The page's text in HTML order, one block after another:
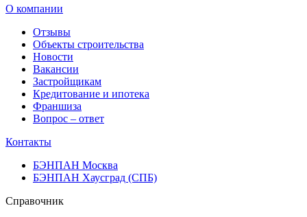
О компании
Отзывы
Объекты строительства
Новости
Вакансии
Застройщикам
Кредитование и ипотека
Франшиза
Вопрос – ответ
Контакты
БЭНПАН Москва
БЭНПАН Хаусград (СПБ)
Справочник